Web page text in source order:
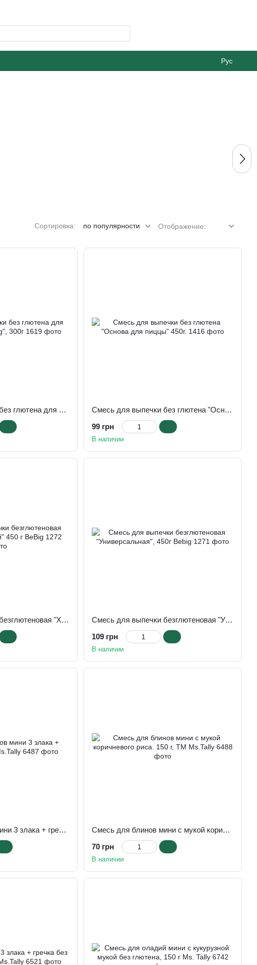
Рус
Сортировка: по популярности Отображение:
Смесь для выпечки без глютена для панкейков тм "Bebig", 300г
Смесь для выпечки без глютена "Основа для пиццы" 450г.
99 грн
В наличии
Смесь для выпечки безглютеновая "Хлеб классический" 450 г BeBig
Смесь для выпечки безглютеновая "Универсальная", 450г Bebig
109 грн
В наличии
Смеcь для блинов мини 3 злака + гречка 150 г, TM Ms.Tally
Смесь для блинов мини с мукой коричневого риса. 150 г, TM Ms.Tally
70 грн
В наличии